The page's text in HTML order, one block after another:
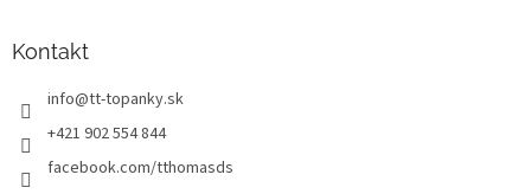
Kontakt
info@tt-topanky.sk
+421 902 554 844
facebook.com/tthomasds